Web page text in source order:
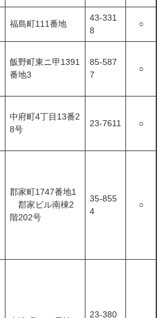
福島町111番地
43-331
8
○
飯野町東ニ甲1391
番地3
85-587
7
○
中府町4丁目13番2
8号
23-7611 ○
郡家町1747番地1
郡家ビル南棟2
階202号
35-855
4
○
23-380